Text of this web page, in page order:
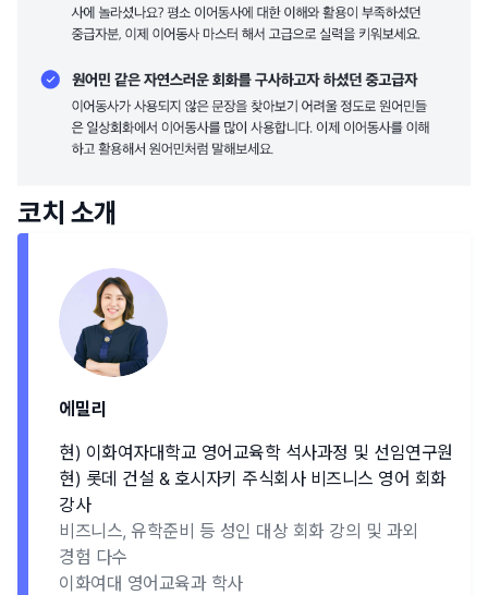
코치 소개
에밀리
현) 이화여자대학교 영어교육학 석사과정 및 선임연구원
현) 롯데 건설 & 호시자키 주식회사 비즈니스 영어 회화
강사
비즈니스, 유학준비 등 성인 대상 회화 강의 및 과외
경험 다수
이화여대 영어교육과 학사